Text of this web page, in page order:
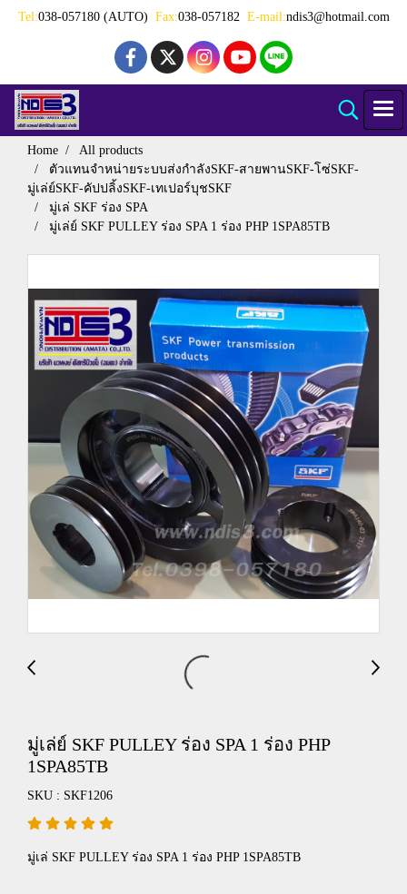
Tel:038-057180 (AUTO) Fax:038-057182 E-mail:ndis3@hotmail.com
Home
All products
ตัวแทนจำหน่ายระบบส่งกำลังSKF-สายพานSKF-โซ่SKF-
มู่เล่ย์SKF-คัปปลิ้งSKF-เทเปอร์บุชSKF
มู่เล่ SKF ร่อง SPA
มู่เล่ย์ SKF PULLEY ร่อง SPA 1 ร่อง PHP 1SPA85TB
มู่เล่ย์ SKF PULLEY ร่อง SPA 1 ร่อง PHP
1SPA85TB
SKU : SKF1206
มู่เล่ SKF PULLEY ร่อง SPA 1 ร่อง PHP 1SPA85TB